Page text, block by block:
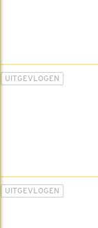
UITGEVLOGEN
UITGEVLOGEN